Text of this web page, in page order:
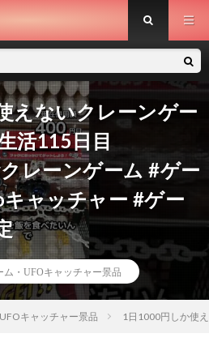
えないクレーンゲー
活115日目
レーンゲーム #ゲー
ャッチャー #ゲー
ム・UFOキャッチャー景品
キャッチャー景品 1日1000円しか使